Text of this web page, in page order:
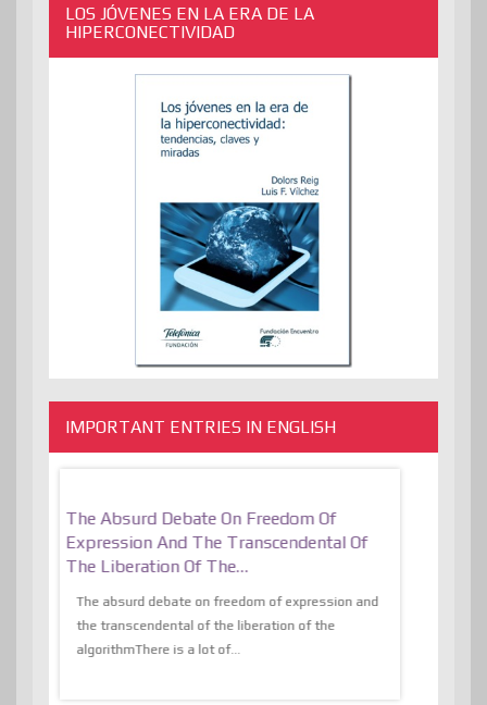
LOS JÓVENES EN LA ERA DE LA
HIPERCONECTIVIDAD
IMPORTANT ENTRIES IN ENGLISH
The Absurd Debate On Freedom Of
Expression And The Transcendental Of
The Liberation Of The…
The absurd debate on freedom of expression and
the transcendental of the liberation of the
algorithmThere is a lot of...